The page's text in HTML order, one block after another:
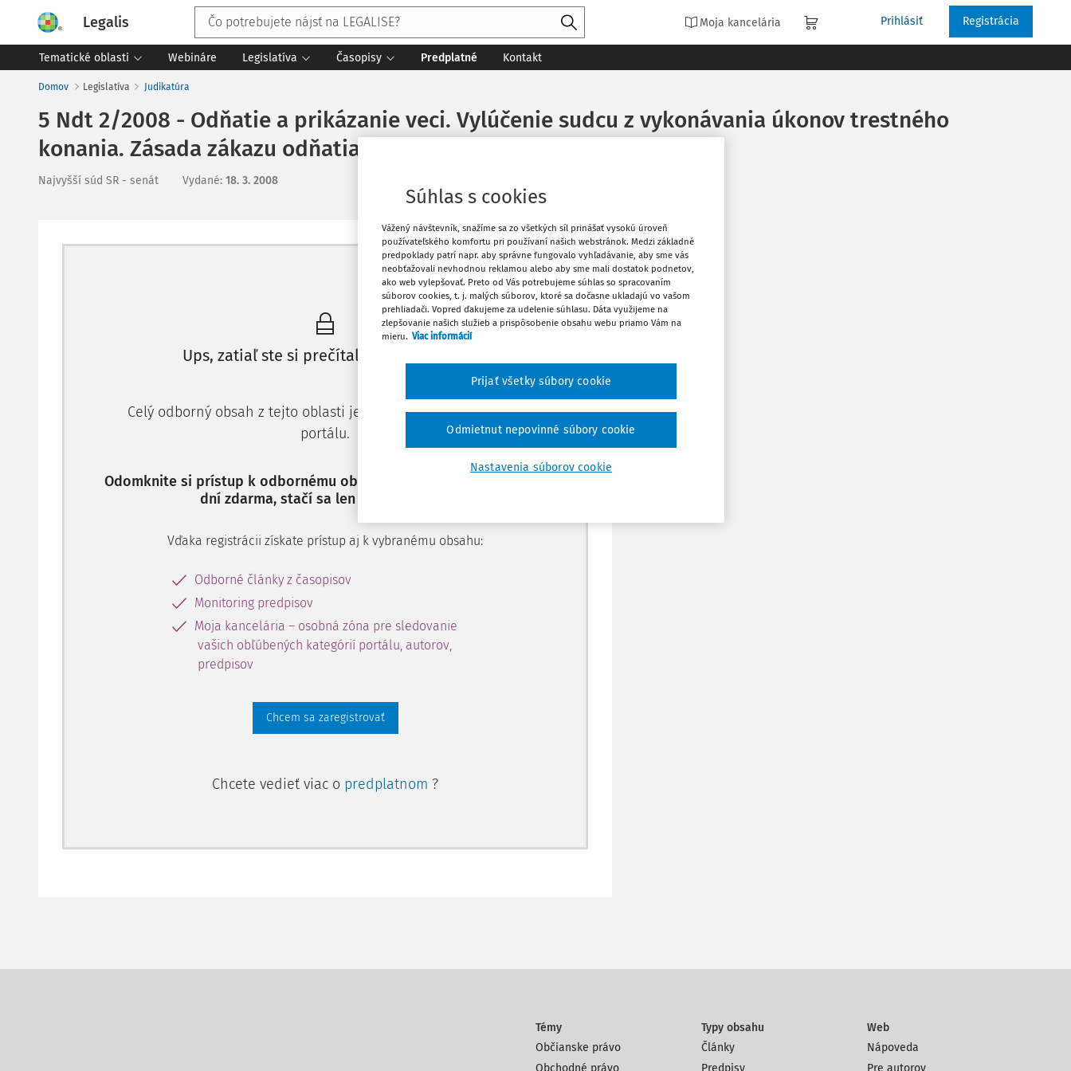
Legalis Moja kancelária Prihlásiť Registrácia
Tematické oblasti Webináre Legislatíva Časopisy Predplatné Kontakt
Domov Legislatíva Judikatúra
5 Ndt 2/2008 - Odňatie a prikázanie veci. Vylúčenie sudcu z vykonávania úkonov trestného
konania. Zásada zákazu odňatia veci zákonnému sudcovi.
Najvyšší súd SR - senát Vydané: 18. 3. 2008
Máte predplatné? Prihláste sa
Ups, zatiaľ ste si prečítali len začiatok...
Celý odborný obsah z tejto oblasti je dostupný predplatiteľom
portálu.
Odomknite si prístup k odbornému obsahu a získajte prístup na 10
dní zdarma, stačí sa len zaregistrovať.
Vďaka registrácii získate prístup aj k vybranému obsahu:
Odborné články z časopisov
Monitoring predpisov
Moja kancelária – osobná zóna pre sledovanie
vašich obľúbených kategórií portálu, autorov,
predpisov
Chcem sa zaregistrovať
Chcete vedieť viac o predplatnom ?
Vytlačiť
Obľúbené
Témy
Občianske právo
Obchodné právo
Typy obsahu
Články
Predpisy
Web
Nápoveda
Pre autorov
Súhlas s cookies
Vážený návštevník, snažíme sa zo všetkých síl prinášať vysokú úroveň
používateľského komfortu pri používaní našich webstránok. Medzi základné
predpoklady patrí napr. aby správne fungovalo vyhľadávanie, aby sme vás
neobťažovali nevhodnou reklamou alebo aby sme mali dostatok podnetov,
ako web vylepšovať. Preto od Vás potrebujeme súhlas so spracovaním
súborov cookies, t. j. malých súborov, ktoré sa dočasne ukladajú vo vašom
prehliadači. Vopred ďakujeme za udelenie súhlasu. Dáta využijeme na
zlepšovanie našich služieb a prispôsobenie obsahu webu priamo Vám na
mieru. Viac informácií
Nastavenia súborov cookie
Odmietnut nepovinné súbory cookie
Prijať všetky súbory cookie